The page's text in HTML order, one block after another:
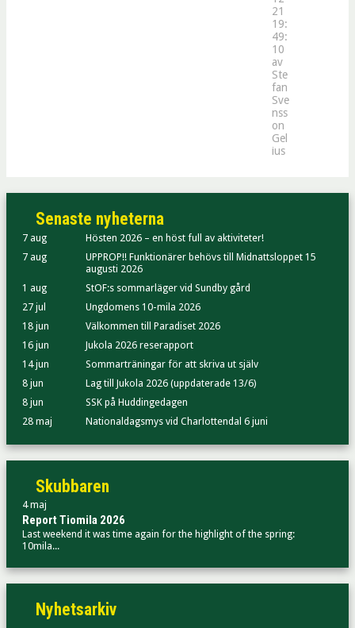
21
19:
49:
10
av
Ste
fan
Sve
nss
on
Gel
ius
Senaste nyheterna
7 aug
Hösten 2026 – en höst full av aktiviteter!
7 aug
UPPROP!! Funktionärer behövs till Midnattsloppet 15
augusti 2026
1 aug
StOF:s sommarläger vid Sundby gård
27 jul
Ungdomens 10-mila 2026
18 jun
Välkommen till Paradiset 2026
16 jun
Jukola 2026 reserapport
14 jun
Sommarträningar för att skriva ut själv
8 jun
Lag till Jukola 2026 (uppdaterade 13/6)
8 jun
SSK på Huddingedagen
28 maj
Nationaldagsmys vid Charlottendal 6 juni
Skubbaren
4 maj
Report Tiomila 2026
Last weekend it was time again for the highlight of the spring:
10mila...
Nyhetsarkiv